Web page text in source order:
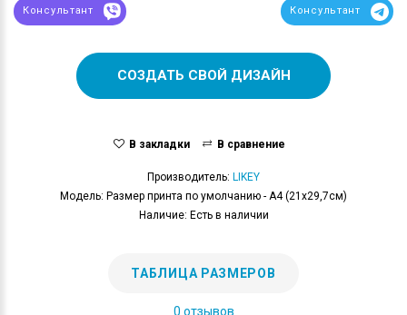
Консультант Консультант
СОЗДАТЬ СВОЙ ДИЗАЙН
В закладки В сравнение
Производитель: LIKEY
Модель: Размер принта по умолчанию - А4 (21x29,7см)
Наличие: Есть в наличии
ТАБЛИЦА РАЗМЕРОВ
0 отзывов